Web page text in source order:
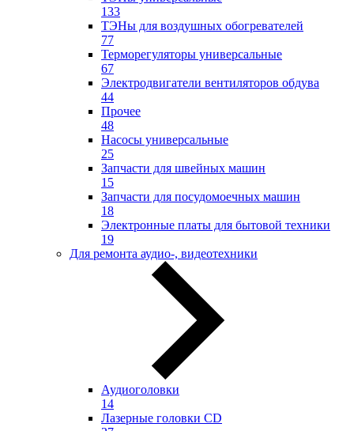
133
ТЭНы для воздушных обогревателей
77
Терморегуляторы универсальные
67
Электродвигатели вентиляторов обдува
44
Прочее
48
Насосы универсальные
25
Запчасти для швейных машин
15
Запчасти для посудомоечных машин
18
Электронные платы для бытовой техники
19
Для ремонта аудио-, видеотехники
Аудиоголовки
14
Лазерные головки CD